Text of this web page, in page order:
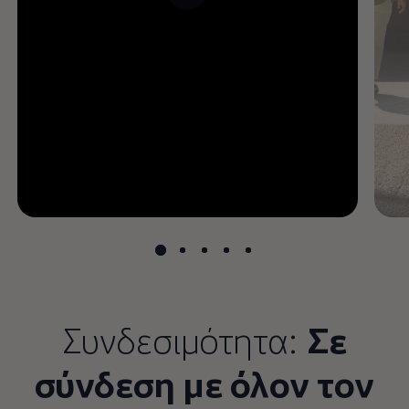
Remaining time, --:--
Συνδεσιμότητα: Σε
σύνδεση με όλον τον